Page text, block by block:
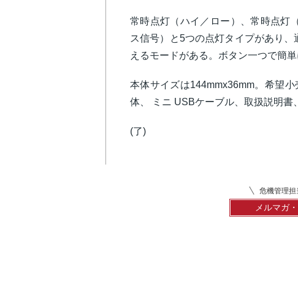
常時点灯（ハイ／ロー）、常時点灯
ス信号）と5つの点灯タイプがあり
えるモードがある。ボタン一つで簡
本体サイズは144mmx36mm。希望
体、 ミニ USBケーブル、取扱説明書
(了)
危機管理担
メルマガ